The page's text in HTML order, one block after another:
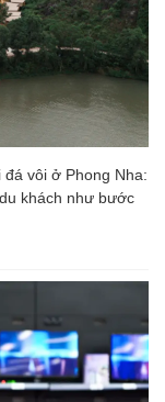
vôi ở Phong Nha:
khách như bước